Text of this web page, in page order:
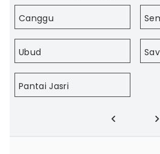
Canggu
Ubud
Pantai Jasri